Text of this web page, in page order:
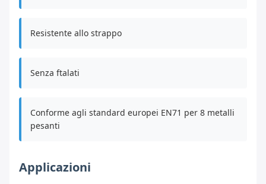
Resistente allo strappo
Senza ftalati
Conforme agli standard europei EN71 per 8 metalli
pesanti
Applicazioni